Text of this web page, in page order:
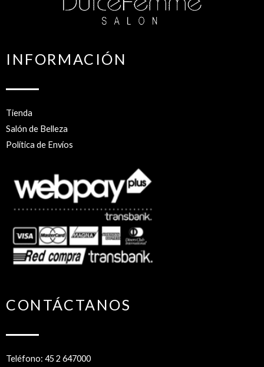
INFORMACIÓN
Tienda
Salón de Belleza
Política de Envíos
CONTÁCTANOS
Teléfono: 45 2 647000